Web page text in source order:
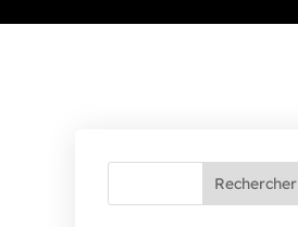
Rechercher